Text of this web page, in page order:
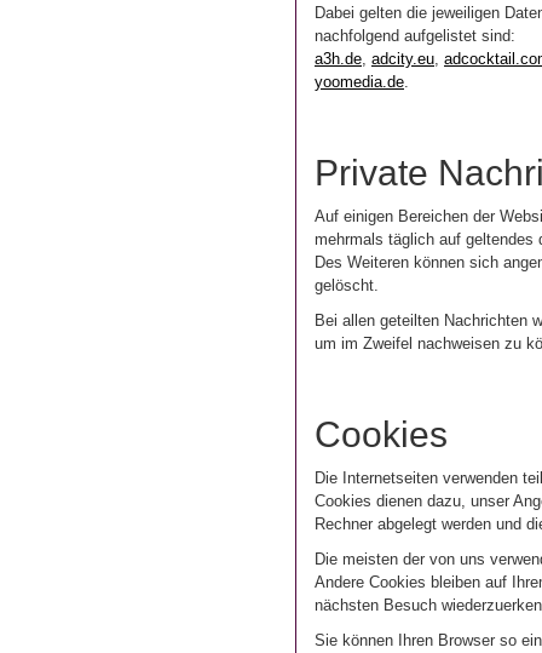
Dabei gelten die jeweiligen
nachfolgend aufgelistet sind:
a3h.de, adcity.eu,
yoomedia.de.
Private
Auf einigen Bereichen der
mehrmals täglich auf geltendes
Des Weiteren können sich
gelöscht.
Bei allen geteilten Nachrichten
um im Zweifel nachweisen zu
Cookies
Die Internetseiten verwenden
Cookies dienen dazu, unser
Rechner abgelegt werden und
Die meisten der von uns
Andere Cookies bleiben auf
nächsten Besuch
Sie können Ihren Browser so